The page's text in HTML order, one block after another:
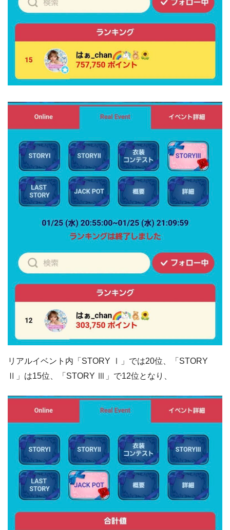
リアルイベント内「STORY Ⅰ」では20位、「STORY
Ⅱ」は15位、「STORY Ⅲ」で12位となり、